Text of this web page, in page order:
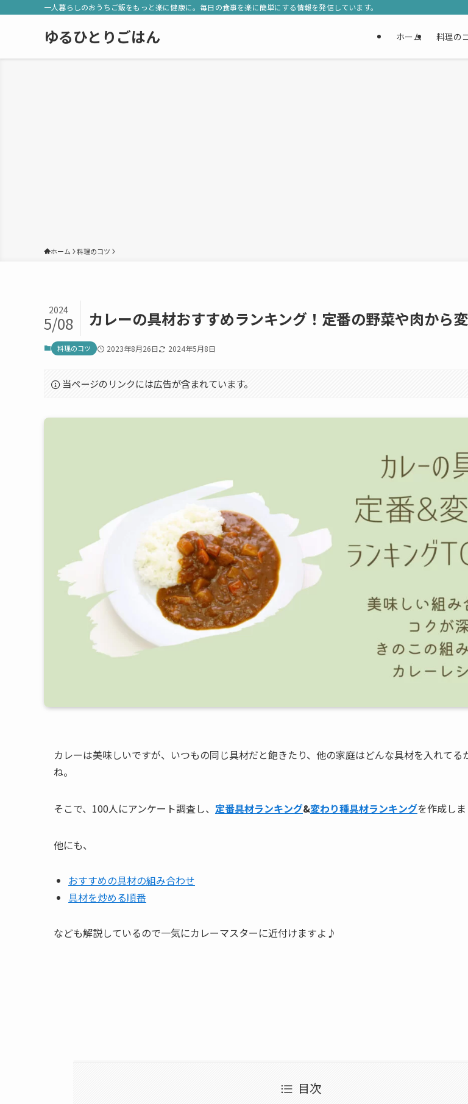
一人暮らしのおうちご飯をもっと楽に健康に。毎日の食事を楽に簡単にする情報を発信しています。
ゆるひとりごはん ホーム 料理の
ホーム 料理のコツ
カレーの具材おすすめランキング！定番の野菜や肉から
2024
5/08
料理のコツ 2023年8月26日 2024年5月8日
当ページのリンクには広告が含まれています。
カレーは美味しいですが、いつもの同じ具材だと飽きたり、他の家庭はどんな具材を入れてる
ね。
そこで、100人にアンケート調査し、 定番具材ランキング&変わり種具材ランキングを作成し
他にも、
おすすめの具材の組み合わせ
具材を炒める順番
なども解説しているので一気にカレーマスターに近付けますよ♪
目次